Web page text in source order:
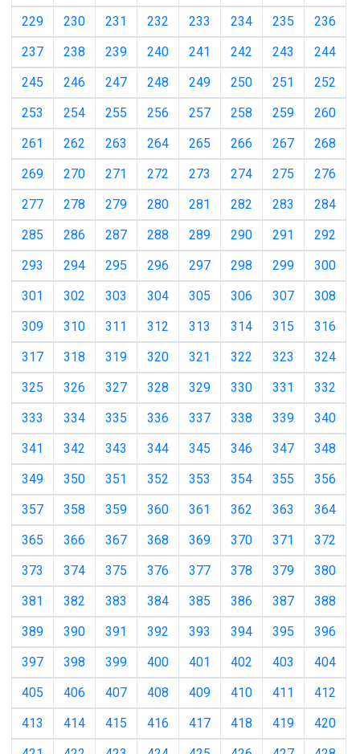
229
230 231 232 233 234 235
236
237
238 239 240 241 242 243
244
245
246 247 248 249 250 251
252
253
254 255 256 257 258 259
260
261
262 263 264 265 266 267
268
269
270 271 272 273 274 275
276
277
278 279 280 281 282 283
284
285
286 287 288 289 290 291
292
293
294 295 296 297 298 299
300
301
302 303 304 305 306 307
308
309
310 311 312 313 314 315
316
317
318 319 320 321 322 323
324
325
326 327 328 329 330 331
332
333
334 335 336 337 338 339
340
341
342 343 344 345 346 347
348
349
350 351 352 353 354 355
356
357
358 359 360 361 362 363
364
365
366 367 368 369 370 371
372
373
374 375 376 377 378 379
380
381
382 383 384 385 386 387
388
389
390 391 392 393 394 395
396
397
398 399 400 401 402 403
404
405
406 407 408 409 410 411
412
413
414 415 416 417 418 419
420